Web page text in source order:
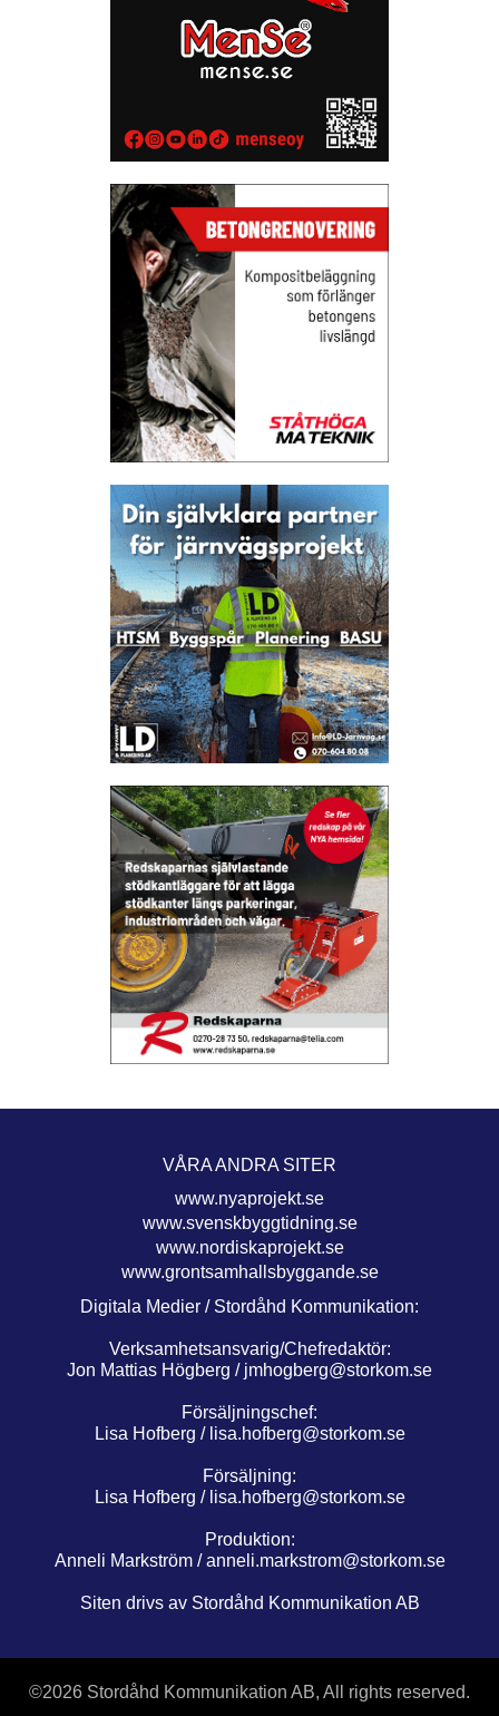
VÅRA ANDRA SITER
www.nyaprojekt.se
www.svenskbyggtidning.se
www.nordiskaprojekt.se
www.grontsamhallsbyggande.se
Digitala Medier / Stordåhd Kommunikation:
Verksamhetsansvarig/Chefredaktör:
Jon Mattias Högberg / jmhogberg@storkom.se
Försäljningschef:
Lisa Hofberg / lisa.hofberg@storkom.se
Försäljning:
Lisa Hofberg / lisa.hofberg@storkom.se
Produktion:
Anneli Markström /anneli.markstrom@storkom.se
Siten drivs av Stordåhd Kommunikation AB
©2026 Stordåhd Kommunikation AB, All rights reserved.